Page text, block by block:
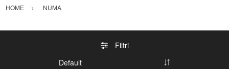
HOME NUMA
Filtri